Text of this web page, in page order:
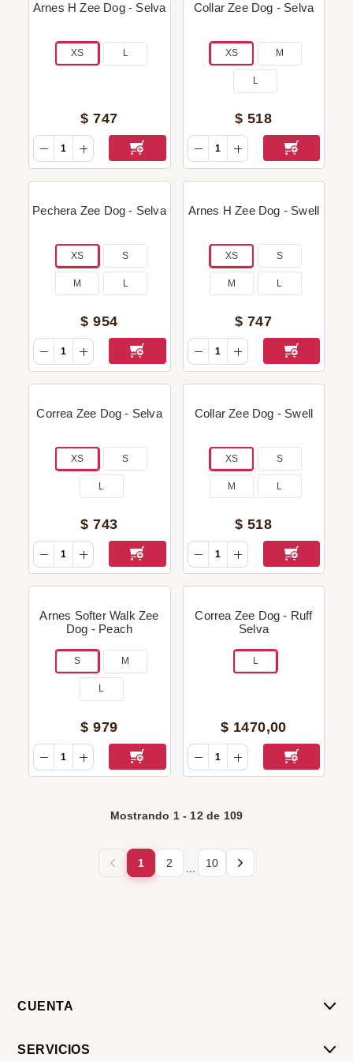
Arnes H Zee Dog - Selva
XS L
$ 747
Collar Zee Dog - Selva
XS M
L
$ 518
Pechera Zee Dog - Selva
XS S
M L
$ 954
Arnes H Zee Dog - Swell
XS S
M L
$ 747
Correa Zee Dog - Selva
XS S
L
$ 743
Collar Zee Dog - Swell
XS S
M L
$ 518
Arnes Softer Walk Zee
Dog - Peach
S M
L
$ 979
Correa Zee Dog - Ruff
Selva
L
$ 1470,00
Mostrando 1- 12de 109
1 2 ... 10
CUENTA
SERVICIOS